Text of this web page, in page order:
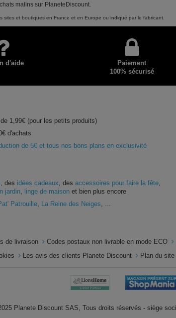
malins sur PlaneteDiscount.
sites et boutiques en France et en Europe ou indiqué par le fabricant.
d'aide
Paiement
100% sécurisé
1,99€ (pour les petits produits)
d'achats
de 5€ et tous nos bons plans en exclusivité
, des idées cadeaux , desaccessoires pour faire la fête
jardin linge de maison et bien plus encore
Patrouille La Reine des Neiges
de livraison Codes postaux non livrable en mode ECO
Les avis des clients Planete Discount Plan du site
Planete Discount SAS, Tous droits réservés - siège